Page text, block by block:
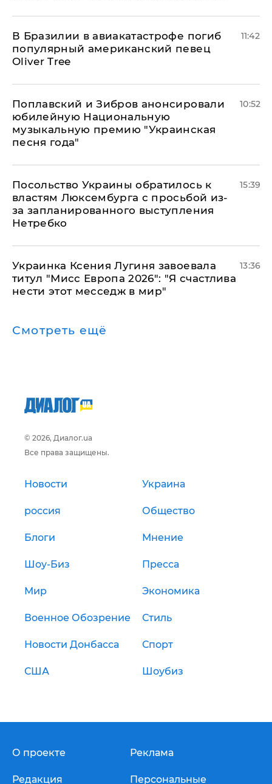
В Бразилии в авиакатастрофе погиб
популярный американский певец
Oliver Tree
11:42
Поплавский и Зибров анонсировали
юбилейную Национальную
музыкальную премию "Украинская
песня года"
10:52
Посольство Украины обратилось к
властям Люксембурга с просьбой из-
за запланированного выступления
Нетребко
15:39
Украинка Ксения Лугиня завоевала
титул "Мисс Европа 2026": "Я счастлива
нести этот месседж в мир"
13:36
Смотреть ещё
© 2026, Диалог.ua
Все права защищены.
Новости Украина
россия Общество
Блоги Мнение
Шоу-Биз Пресса
Мир Экономика
Военное Обозрение Стиль
Новости Донбасса Спорт
США Шоубиз
О проекте
Редакция
Реклама
Персональные